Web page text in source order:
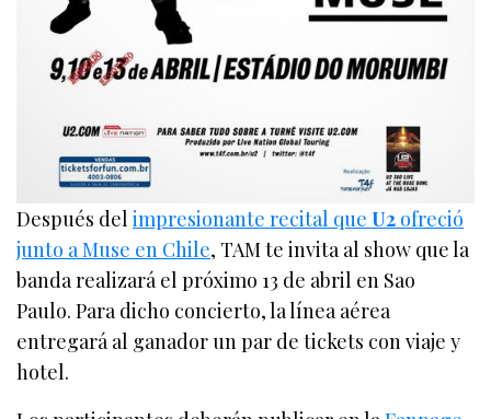
Después delimpresionante recital queU2 ofreció
junto a Muse en Chile, TAM te invita al show que la
banda realizará el próximo 13 de abril en Sao
Paulo. Para dicho concierto, la línea aérea
entregará al ganador un par de tickets con viaje y
hotel.